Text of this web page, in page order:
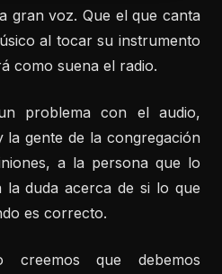
gran voz. Que el que canta
al tocar su instrumento
como suena el radio.
problema con el audio,
la gente de la congregación
a la persona que lo
duda acerca de si lo que
es correcto.
creemos que debemos